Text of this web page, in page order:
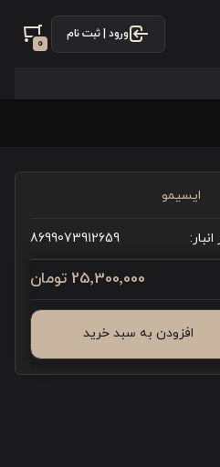
ورود | ثبت نام
0
ایسیمو
8699073912659
25٬300٬000 تومان
افزودن به سبد خرید